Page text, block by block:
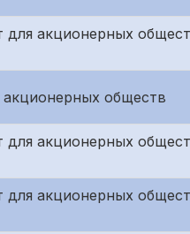
для акционерных
обществ
для акционерных
для акционерных